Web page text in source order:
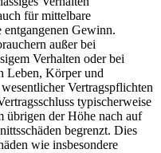
für mittelbare
entgangenen Gewinn.
außer bei
Verhalten oder bei
Leben, Körper und
Vertragspflichten
typischerweise
übrigen der Höhe nach auf
begrenzt. Dies
wie insbesondere